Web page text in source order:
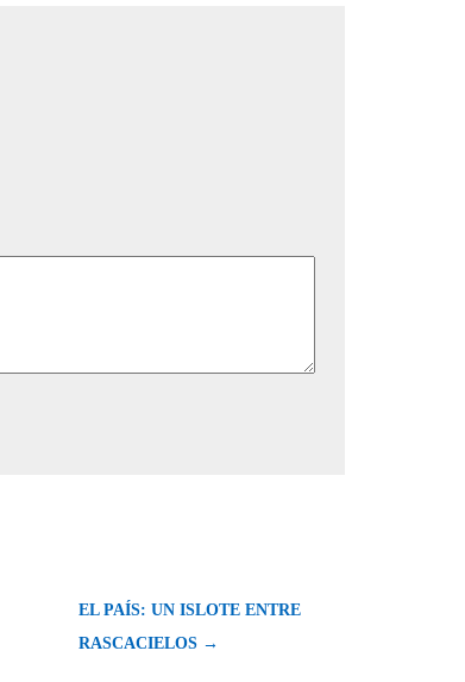
EL PAÍS: UN ISLOTE ENTRE
RASCACIELOS →